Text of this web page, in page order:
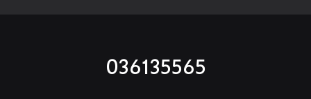
036135565